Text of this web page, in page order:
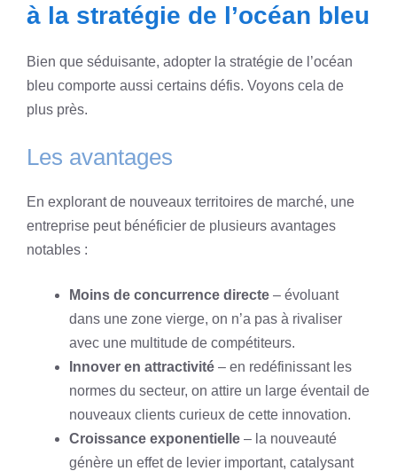
à la stratégie de l’océan bleu
Bien que séduisante, adopter la stratégie de l’océan
bleu comporte aussi certains défis. Voyons cela de
plus près.
Les avantages
En explorant de nouveaux territoires de marché, une
entreprise peut bénéficier de plusieurs avantages
notables :
Moins de concurrence directe – évoluant
dans une zone vierge, on n’a pas à rivaliser
avec une multitude de compétiteurs.
Innover en attractivité – en redéfinissant les
normes du secteur, on attire un large éventail de
nouveaux clients curieux de cette innovation.
Croissance exponentielle – la nouveauté
génère un effet de levier important, catalysant